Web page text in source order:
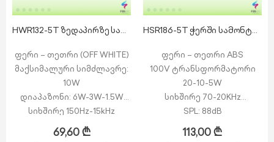
HWR132-5T ზედაპირზე სამონტაჟო დინამიკი
ფერი – თეთრი (OFF WHITE)
მაქსიმალური სიმძლავრე:
10W
დიაპაზონი: 6W-3W-1.5W
სიხშირე 150Hz-15kHz
SPL: 100dB
ხმაურის დაფარვის კუთხე
69,60₾
HSR186-5T ჭერში სამონტაჟო დინამიკი
ფერი – თეთრი ABS
100V ტრანსფორმატორი
20-10-5W
სიხშირე 70-20KHz
SPL: 88dB
Load: 20W
ზომები: Ø202(78)mm
113,00₾